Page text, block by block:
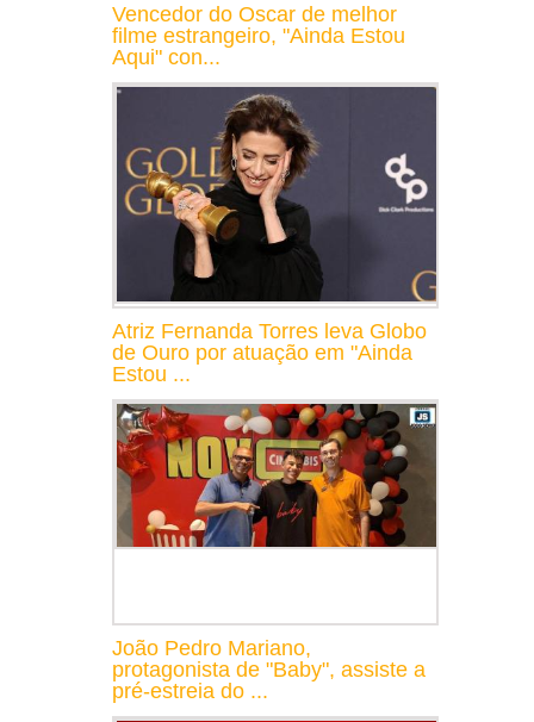
Vencedor do Oscar de melhor
filme estrangeiro, "Ainda Estou
Aqui" con...
Atriz Fernanda Torres leva Globo
de Ouro por atuação em "Ainda
Estou ...
João Pedro Mariano,
protagonista de "Baby", assiste a
pré-estreia do ...